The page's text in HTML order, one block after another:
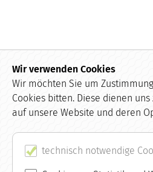
Kontakt
Wir verwenden Cookies
Wir möchten Sie um
Cookies bitten. Diese dienen
auf unsere Website und deren
technisch notwendigeSEHR